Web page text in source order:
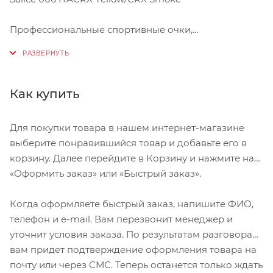
Профессиональные спортивные очки,
Единая линза обеспечивает абсолютный обзор.
Специальная серия - с цветами итальянского флага.
CRX - фотохромная линза-"хамелеон". Линза
темнеет или светлеет в зависимости от освещения.
Устойчивые к царапинам линзы IDRO с водо- и
пылеотталкивающей обработкой для оптимальной
видимости.
В комплекте - прозрачные вентилируемые линзы из
поликарбоната, термоформованный футляр и
салфетка из микрофибры.
Как купить
Для покупки товара в нашем интернет-магазине
выберите понравившийся товар и добавьте его в
корзину. Далее перейдите в Корзину и нажмите на
«Оформить заказ» или «Быстрый заказ».
Когда оформляете быстрый заказ, напишите ФИО,
телефон и e-mail. Вам перезвонит менеджер и
уточнит условия заказа. По результатам разговора
вам придет подтверждение оформления товара на
почту или через СМС. Теперь останется только ждать